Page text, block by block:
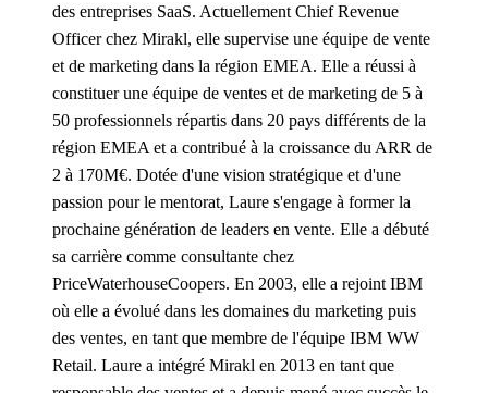
des entreprises SaaS. Actuellement Chief Revenue
Officer chez Mirakl, elle supervise une équipe de vente
et de marketing dans la région EMEA. Elle a réussi à
constituer une équipe de ventes et de marketing de 5 à
50 professionnels répartis dans 20 pays différents de la
région EMEA et a contribué à la croissance du ARR de
2 à 170M€. Dotée d'une vision stratégique et d'une
passion pour le mentorat, Laure s'engage à former la
prochaine génération de leaders en vente. Elle a débuté
sa carrière comme consultante chez
PriceWaterhouseCoopers. En 2003, elle a rejoint IBM
où elle a évolué dans les domaines du marketing puis
des ventes, en tant que membre de l'équipe IBM WW
Retail. Laure a intégré Mirakl en 2013 en tant que